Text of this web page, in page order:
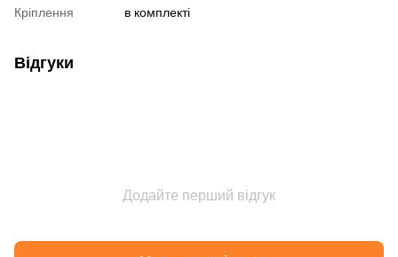
Кріплення в комплекті
Відгуки
Додайте перший відгук